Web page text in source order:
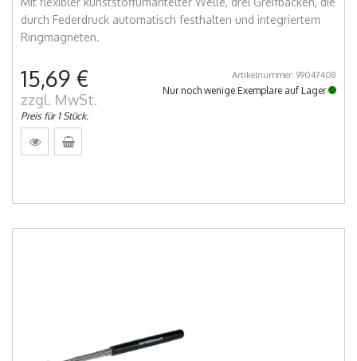
durch Federdruck automatisch festhalten und integriertem
Ringmagneten.
15,69 €
zzgl. MwSt.
Preis für 1 Stück.
Artikelnummer: 99047408
Nur noch wenige Exemplare auf Lager